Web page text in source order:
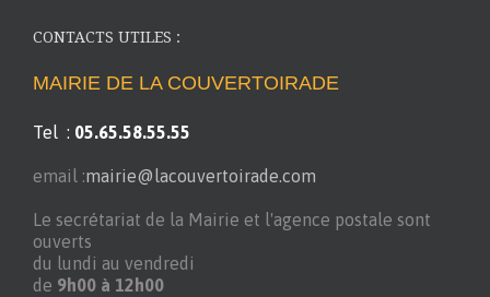
CONTACTS UTILES :
MAIRIE DE LA COUVERTOIRADE
Tel : 05.65.58.55.55
email :mairie@lacouvertoirade.com
Le secrétariat de la Mairie et l'agence postale sont
ouverts
du lundi au vendredi
de 9h00 à 12h00